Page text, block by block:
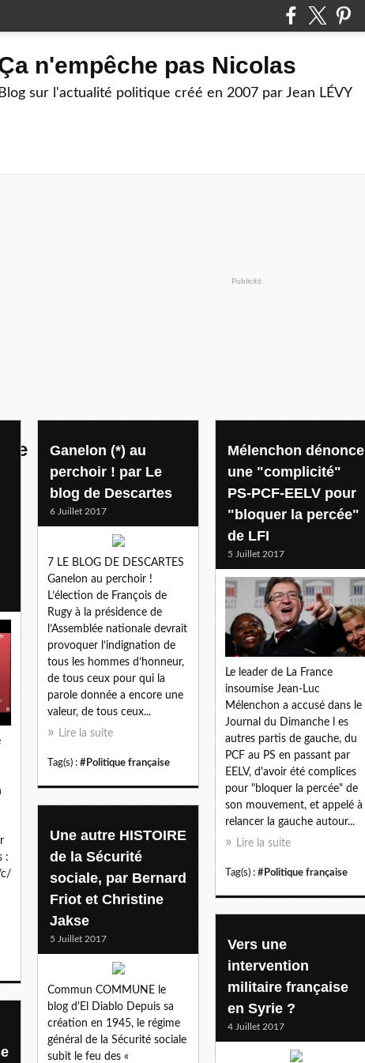
n'empêche pas Nicolas
Blog sur l'actualité politique créé en 2007 par Jean LÉVY
Publicité
:
Ganelon (*) au
perchoir ! par Le
blog de Descartes
6 Juillet 2017
7 LE BLOG DE DESCARTES
Ganelon au perchoir !
L’élection de François de
Rugy à la présidence de
l’Assemblée nationale devrait
provoquer l’indignation de
tous les hommes d’honneur,
de tous ceux pour qui la
parole donnée a encore une
valeur, de tous ceux...
Lire la suite
Tag(s) : #Politique française
Mélenchon dénonce
une "complicité"
PS-PCF-EELV pour
"bloquer la percée"
de LFI
5 Juillet 2017
Le leader de La France
insoumise Jean-Luc
Mélenchon a accusé dans le
Journal du Dimanche l es
autres partis de gauche, du
PCF au PS en passant par
EELV, d'avoir été complices
pour "bloquer la percée" de
son mouvement, et appelé à
relancer la gauche autour...
Lire la suite
Tag(s) : #Politique française
Une autre HISTOIRE
de la Sécurité
sociale, par Bernard
Friot et Christine
Jakse
5 Juillet 2017
Commun COMMUNE le
blog d'El Diablo Depuis sa
création en 1945, le régime
général de la Sécurité sociale
subit le feu des «
Vers une
intervention
militaire française
en Syrie ?
4 Juillet 2017